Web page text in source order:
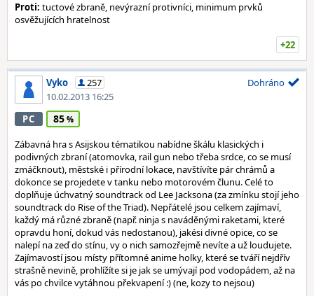
Proti: tuctové zbraně, nevýrazní protivníci, minimum prvků
osvěžujících hratelnost
+22
Vyko
257
10.02.2013 16:25
Dohráno
PC 85
Zábavná hra s Asijskou tématikou nabídne škálu klasických i
podivných zbraní (atomovka, rail gun nebo třeba srdce, co se musí
zmáčknout), městské i přírodní lokace, navštívíte pár chrámů a
dokonce se projedete v tanku nebo motorovém člunu. Celé to
doplňuje úchvatný soundtrack od Lee Jacksona (za zmínku stojí jeho
soundtrack do Rise of the Triad). Nepřátelé jsou celkem zajímaví,
každý má různé zbraně (např. ninja s naváděnými raketami, které
opravdu honí, dokud vás nedostanou), jakési divné opice, co se
nalepí na zeď do stínu, vy o nich samozřejmě nevíte a už loudujete.
Zajímavostí jsou místy přítomné anime holky, které se tváří nejdřív
strašně nevině, prohlížíte si je jak se umývají pod vodopádem, až na
vás po chvilce vytáhnou překvapení :) (ne, kozy to nejsou)